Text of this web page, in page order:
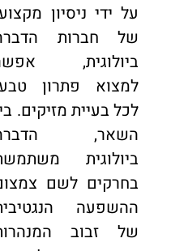
על ידי ניסיון מקצועי
של חברות הדברה
ביולוגית, אפשר
למצוא פתרון טבעי
לכל בעיית מזיקים. בין
השאר, הדברה
ביולוגית משתמשת
בחרקים לשם צמצום
ההשפעה הנגטיבית
של זבוב המנהרות